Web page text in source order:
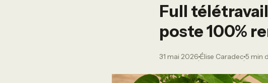
Full
poste 100%
31 mai 2026
·
Élise Caradec
·
5 min